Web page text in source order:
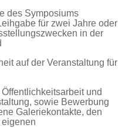
des Symposiums
für zwei Jahre oder
in der
auf der Veranstaltung für
und
sowie Bewerbung
Galeriekontakte, den